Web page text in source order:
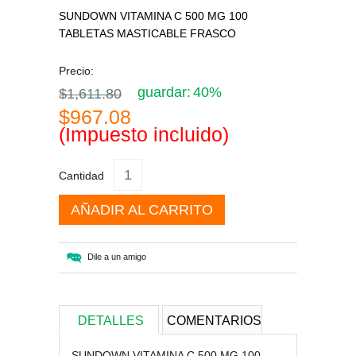
SUNDOWN VITAMINA C 500 MG 100
TABLETAS MASTICABLE FRASCO
Precio:
$1,611.80 guardar: 40%
$967.08
(Impuesto incluido)
Cantidad
AÑADIR AL CARRITO
Dile a un amigo
DETALLES COMENTARIOS